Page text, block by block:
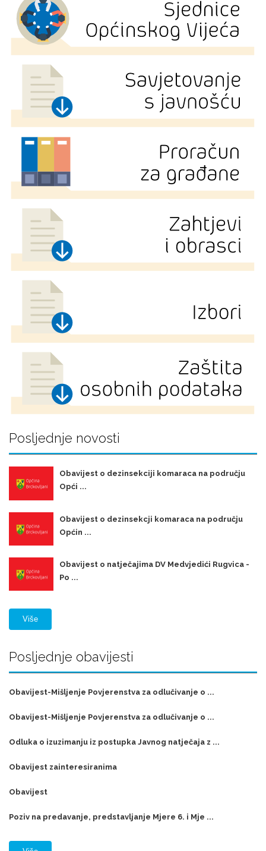
Posljednje novosti
Obavijest o dezinsekciji komaraca na području
Opći ...
Obavijest o dezinsekcji komaraca na području
Općin ...
Obavijest o natječajima DV Medvjedići Rugvica -
Po ...
Više
Posljednje obavijesti
Obavijest-Mišljenje Povjerenstva za odlučivanje o ...
Obavijest-Mišljenje Povjerenstva za odlučivanje o ...
Odluka o izuzimanju iz postupka Javnog natječaja z ...
Obavijest zainteresiranima
Obavijest
Poziv na predavanje, predstavljanje Mjere 6. i Mje ...